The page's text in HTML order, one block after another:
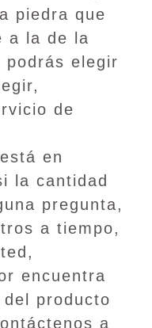
piedra que
a la de la
podrás elegir
de
en
la cantidad
pregunta,
a tiempo,
encuentra
producto
a